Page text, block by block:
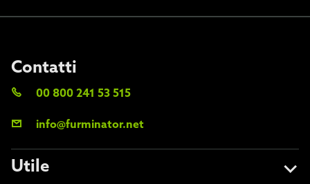
Utile
Contatti
00 800 241 53 515
info@furminator.net